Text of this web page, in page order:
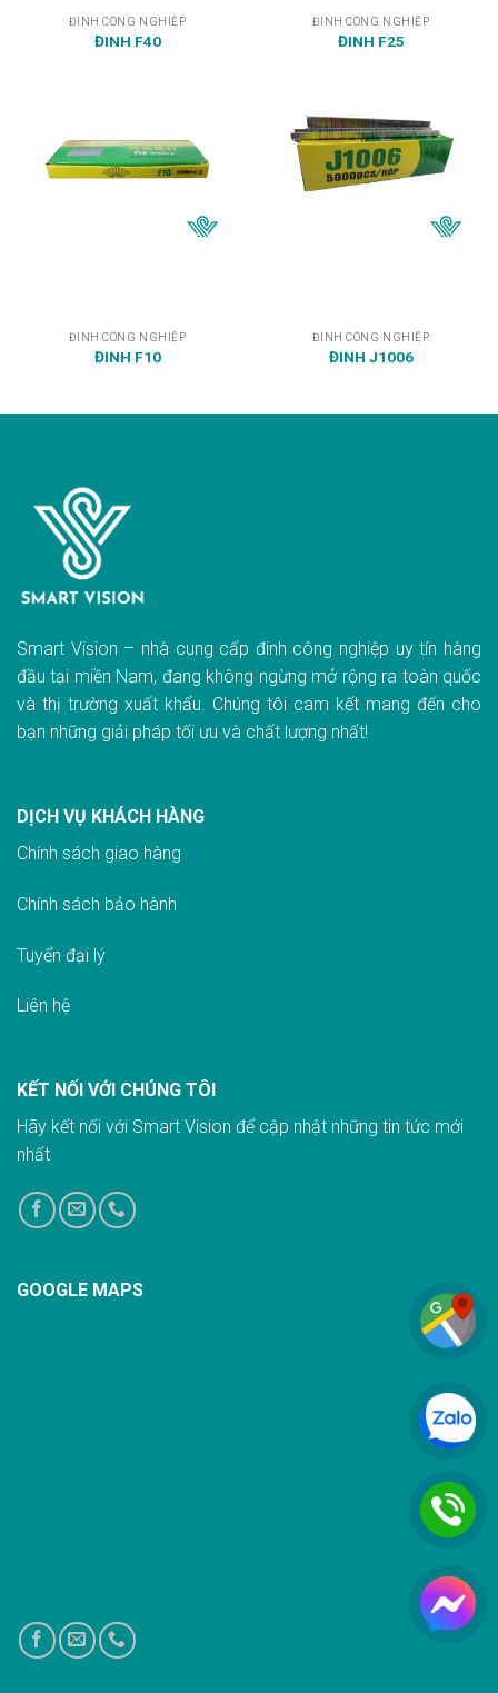
ĐINH CÔNG NGHIỆP
ĐINH F40
ĐINH CÔNG NGHIỆP
ĐINH F25
ĐINH CÔNG NGHIỆP
ĐINH F10
ĐINH CÔNG NGHIỆP
ĐINH J1006
Smart Vision – nhà cung cấp đinh công nghiệp uy tín hàng
đầu tại miền Nam, đang không ngừng mở rộng ra toàn quốc
và thị trường xuất khẩu. Chúng tôi cam kết mang đến cho
bạn những giải pháp tối ưu và chất lượng nhất!
DỊCH VỤ KHÁCH HÀNG
Chính sách giao hàng
Chính sách bảo hành
Tuyển đại lý
Liên hệ
KẾT NỐI VỚI CHÚNG TÔI
Hãy kết nối với Smart Vision để cập nhật những tin tức mới
nhất
GOOGLE MAPS